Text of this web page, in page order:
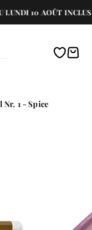
10 AOÛT
1 - Spice